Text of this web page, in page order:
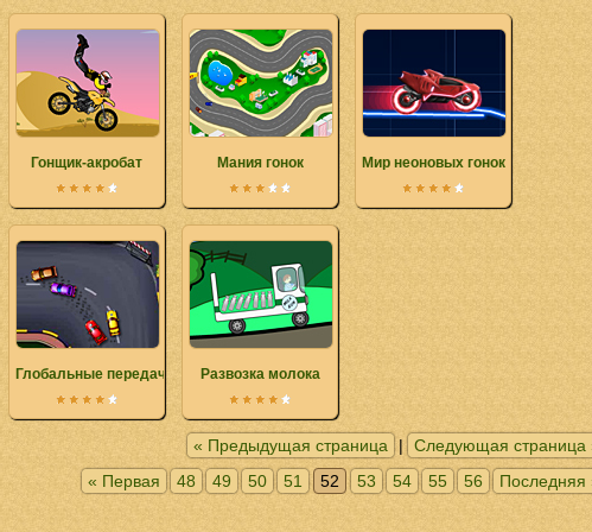
Гонщик-акробат Мания гонок Мир неоновых гонок
Глобальные передачи Развозка молока
« Предыдущая страница |
Следующая страница
« Первая
48 49 50 51 52 53 54 55 56 Последняя